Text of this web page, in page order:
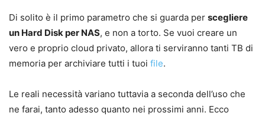
Di solito è il primo parametro che si guarda per scegliere
un Hard Disk per NAS, e non a torto. Se vuoi creare un
vero e proprio cloud privato, allora ti serviranno tanti TB di
memoria per archiviare tutti i tuoi file.
Le reali necessità variano tuttavia a seconda dell’uso che
ne farai, tanto adesso quanto nei prossimi anni. Ecco